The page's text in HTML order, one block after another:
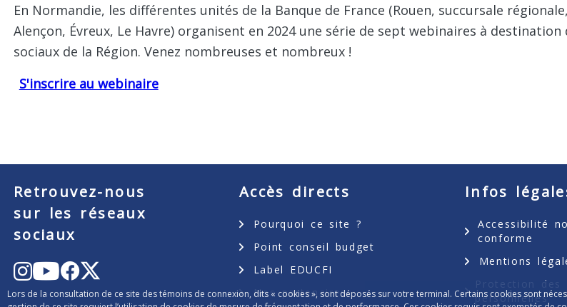
Lors de la consultation de ce site des témoins de connexion, dits « cookies », sont déposés sur votre terminal. Certains cookies sont
En Normandie, les différentes unités de la Banque de France (Rouen, succursale
Alençon, Évreux, Le Havre) organisent en 2024 une série de sept webinaires à
sociaux de la Région. Venez nombreuses et nombreux !
S'inscrire au webinaire
Retrouvez-nous
sur les réseaux
sociaux
Instagram
Youtube
Facebook
X
Accès directs
Pourquoi ce site ?
Point conseil budget
Label EDUCFI
Nos partenaires
Infos
Accessibilité
conforme
Mentions
Protection des
personnelles